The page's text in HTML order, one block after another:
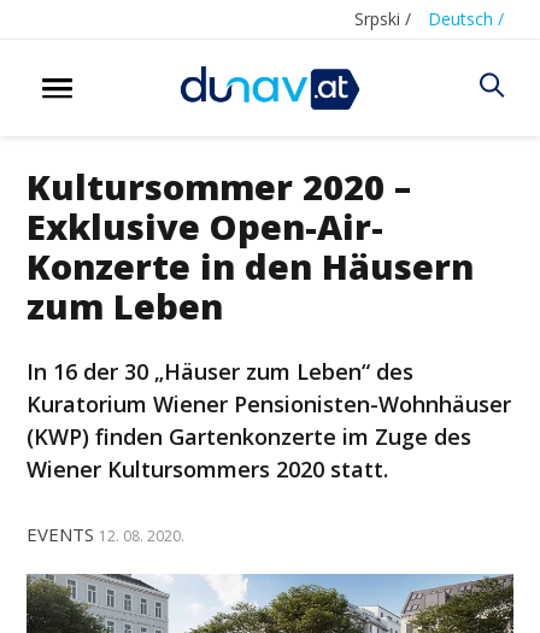
Srpski / Deutsch /
Kultursommer 2020 –
Exklusive Open-Air-
Konzerte in den Häusern
zum Leben
In 16 der 30 „Häuser zum Leben“ des
Kuratorium Wiener Pensionisten-Wohnhäuser
(KWP) finden Gartenkonzerte im Zuge des
Wiener Kultursommers 2020 statt.
EVENTS 12. 08. 2020.